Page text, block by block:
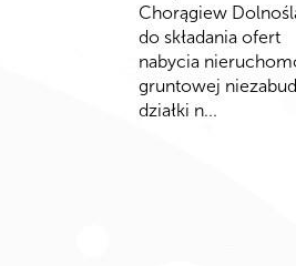
Chorągiew
do składania ofert
nabycia
gruntowej
działki n...